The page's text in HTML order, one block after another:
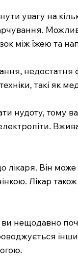
увагу на
між їжею та
недостатня
такі як
нудоту,
лікаря. Він
Лікар
ви нещодавно